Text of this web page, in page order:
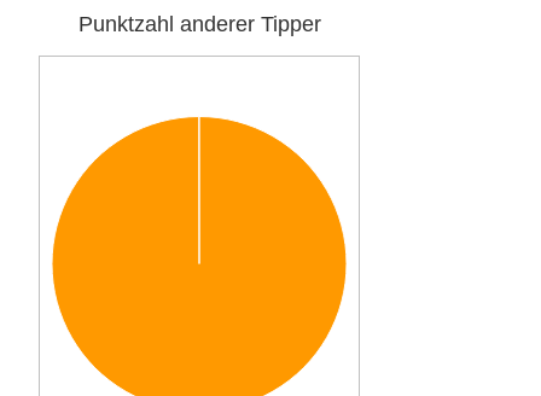
Punktzahl anderer Tipper